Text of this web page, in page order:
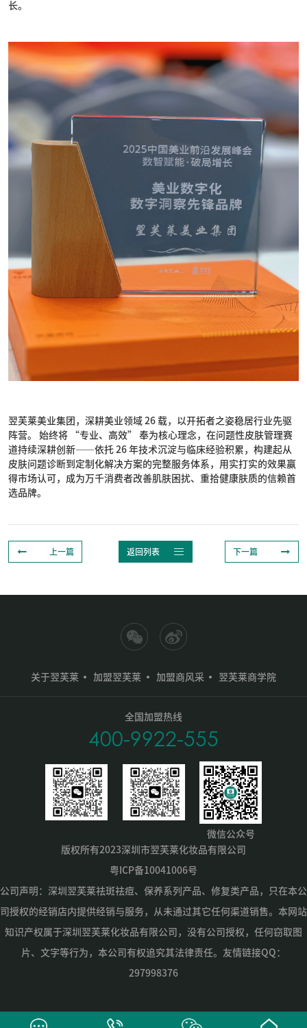
长。
翌芙莱美业集团，深耕美业领域 26 载，以开拓者之姿稳居行业先驱
阵营。 始终将 “专业、高效” 奉为核心理念，在问题性皮肤管理赛
道持续深耕创新——依托 26 年技术沉淀与临床经验积累，构建起从
皮肤问题诊断到定制化解决方案的完整服务体系，用实打实的效果赢
得市场认可，成为万千消费者改善肌肤困扰、重拾健康肤质的信赖首
选品牌。
 上一篇 返回列表  下一篇 
关于翌芙莱 加盟翌芙莱 加盟商风采 翌芙莱商学院
全国加盟热线
400-9922-555
微信公众号
版权所有2023深圳市翌芙莱化妆品有限公司
粤ICP备10041006号
公司声明：深圳翌芙莱祛斑祛痘、保养系列产品、修复类产品，只在本公
司授权的经销店内提供经销与服务，从未通过其它任何渠道销售。本网站
知识产权属于深圳翌芙莱化妆品有限公司，没有公司授权，任何窃取图
片、文字等行为，本公司有权追究其法律责任。友情链接QQ：
297998376